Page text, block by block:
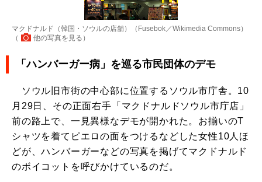
マクドナルド（韓国・ソウルの店舗）（Fusebok／Wikimedia Commons）
（
他の写真を見る ）
「ハンバーガー病」を巡る市民団体のデモ
ソウル旧市街の中心部に位置するソウル市庁舎。10
月29日、その正面右手「マクドナルドソウル市庁店」
前の路上で、一見異様なデモが開かれた。お揃いのT
シャツを着てピエロの面をつけるなどした女性10人ほ
どが、ハンバーガーなどの写真を掲げてマクドナルド
のボイコットを呼びかけているのだ。